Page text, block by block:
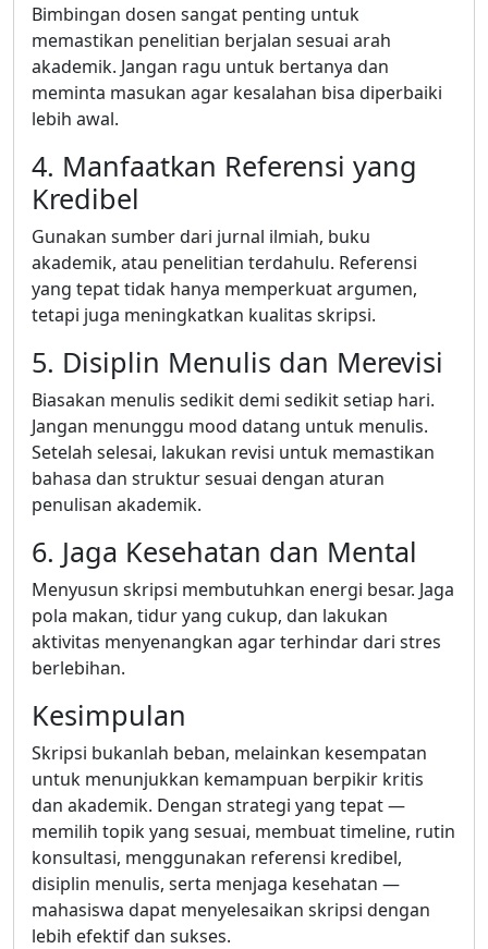
Bimbingan dosen sangat penting untuk
memastikan penelitian berjalan sesuai arah
akademik. Jangan ragu untuk bertanya dan
meminta masukan agar kesalahan bisa diperbaiki
lebih awal.
4. Manfaatkan Referensi yang
Kredibel
Gunakan sumber dari jurnal ilmiah, buku
akademik, atau penelitian terdahulu. Referensi
yang tepat tidak hanya memperkuat argumen,
tetapi juga meningkatkan kualitas skripsi.
5. Disiplin Menulis dan Merevisi
Biasakan menulis sedikit demi sedikit setiap hari.
Jangan menunggu mood datang untuk menulis.
Setelah selesai, lakukan revisi untuk memastikan
bahasa dan struktur sesuai dengan aturan
penulisan akademik.
6. Jaga Kesehatan dan Mental
Menyusun skripsi membutuhkan energi besar. Jaga
pola makan, tidur yang cukup, dan lakukan
aktivitas menyenangkan agar terhindar dari stres
berlebihan.
Kesimpulan
Skripsi bukanlah beban, melainkan kesempatan
untuk menunjukkan kemampuan berpikir kritis
dan akademik. Dengan strategi yang tepat —
memilih topik yang sesuai, membuat timeline, rutin
konsultasi, menggunakan referensi kredibel,
disiplin menulis, serta menjaga kesehatan —
mahasiswa dapat menyelesaikan skripsi dengan
lebih efektif dan sukses.